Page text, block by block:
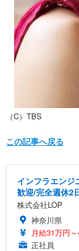
（C）TBS
この記事へ戻る
インフラエンジ
歓迎/完全週休2
株式会社LOP
神奈川県
月給31万円
正社員